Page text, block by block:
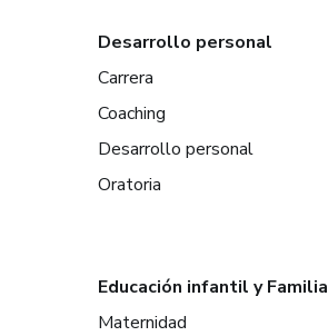
Desarrollo personal
Carrera
Coaching
Desarrollo personal
Oratoria
Educación infantil y Familia
Maternidad